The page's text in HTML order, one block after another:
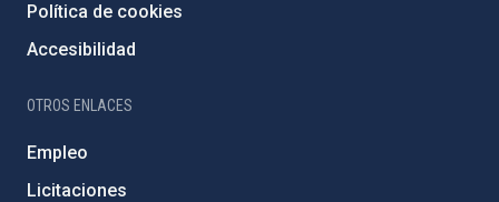
Política de cookies
Accesibilidad
OTROS ENLACES
Empleo
Licitaciones